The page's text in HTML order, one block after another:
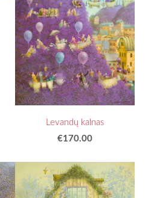
Levandų kalnas
€170.00